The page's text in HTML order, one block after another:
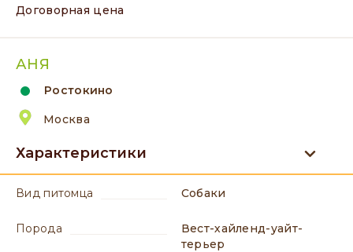
Договорная цена
АНЯ
Ростокино
Москва
Характеристики
вид питомца Собаки
порода
Вест-хайленд-уайт-
терьер